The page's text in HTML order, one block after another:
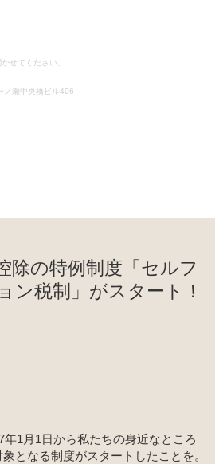
せてください。
ノ瀬中央橋ビル406
除の特例制度「セルフ
ン税制」がスタート！
年1月1日から私たちの身近なところ
となる制度がスタートしたことを。